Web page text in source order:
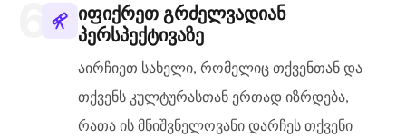
იფიქრეთ გრძელვადიან
პერსპექტივაზე
აირჩიეთ სახელი, რომელიც თქვენთან და
თქვენს კულტურასთან ერთად იზრდება,
რათა ის მნიშვნელოვანი დარჩეს თქვენი